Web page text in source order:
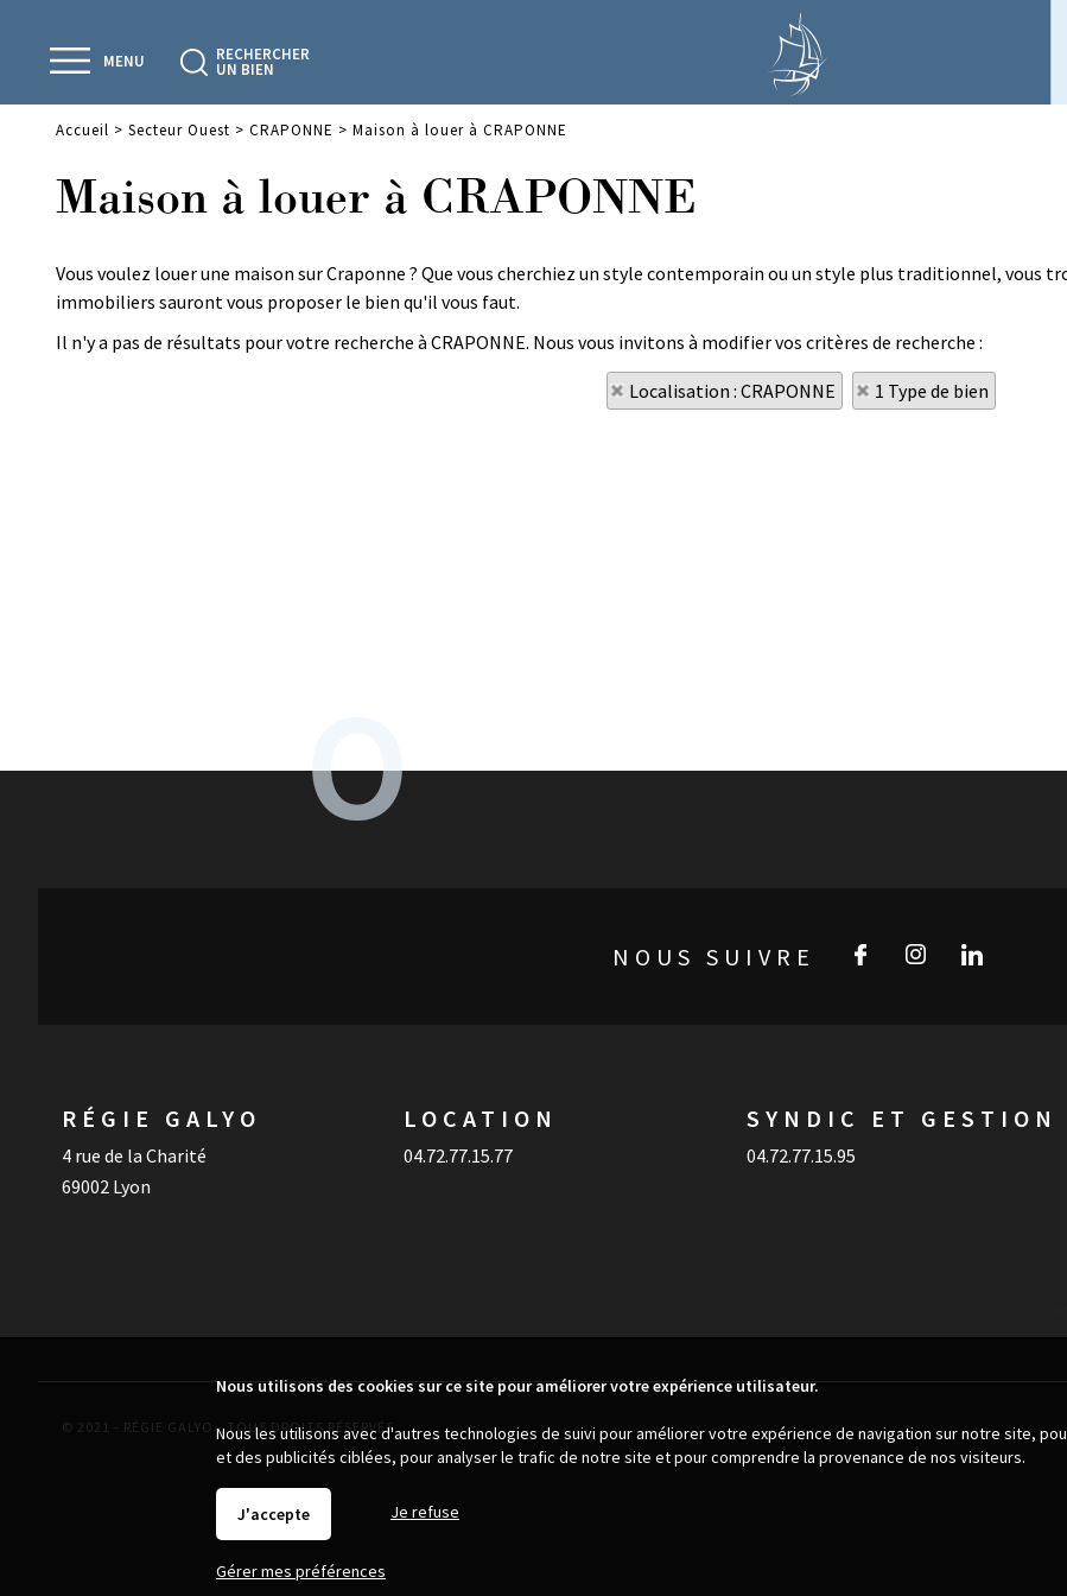
RECHERCHER
UN BIEN
MENU
Accueil > Secteur Ouest > CRAPONNE > Maison à louer à CRAPONNE
Maison à louer à CRAPONNE
Vous voulez louer une maison sur Craponne ? Que vous cherchiez un style contemporain ou un style plus traditionnel, vous
immobiliers sauront vous proposer le bien qu'il vous faut.
Il n'y a pas de résultats pour votre recherche à CRAPONNE. Nous vous invitons à modifier vos critères de recherche :
Localisation : CRAPONNE 1 Type de bien
NOUS SUIVRE
RÉGIE GALYO LOCATION SYNDIC ET GESTION
4 rue de la Charité
69002 Lyon
04.72.77.15.77 04.72.77.15.95
© 2021 - RÉGIE GALYO - TOUS DROITS RÉSERVÉS
Nous utilisons des cookies sur ce site pour améliorer votre expérience utilisateur.
Nous les utilisons avec d'autres technologies de suivi pour améliorer votre expérience de navigation sur notre site,
et des publicités ciblées, pour analyser le trafic de notre site et pour comprendre la provenance de nos visiteurs.
J'accepte Je refuse
Gérer mes préférences